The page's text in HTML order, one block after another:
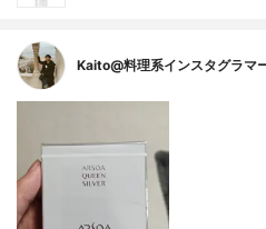
Kaito@料理系インスタグラマ